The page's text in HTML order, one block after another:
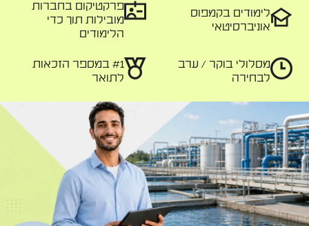
לימודים בקמפוס
אוניברסיטאי
פרקטיקום בחברות
מובילות תוך כדי
הלימודים
מסלולי בוקר / ערב
לבחירה
#1 במספר
הזכאות
לתואר